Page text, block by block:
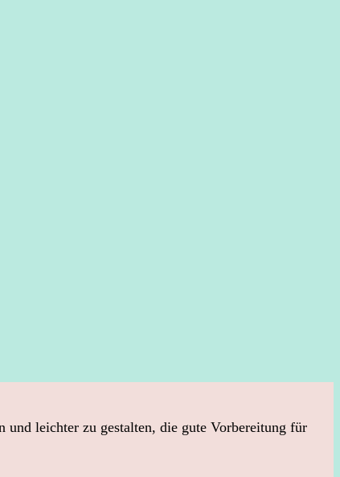
und leichter zu gestalten, die gute Vorbereitung für